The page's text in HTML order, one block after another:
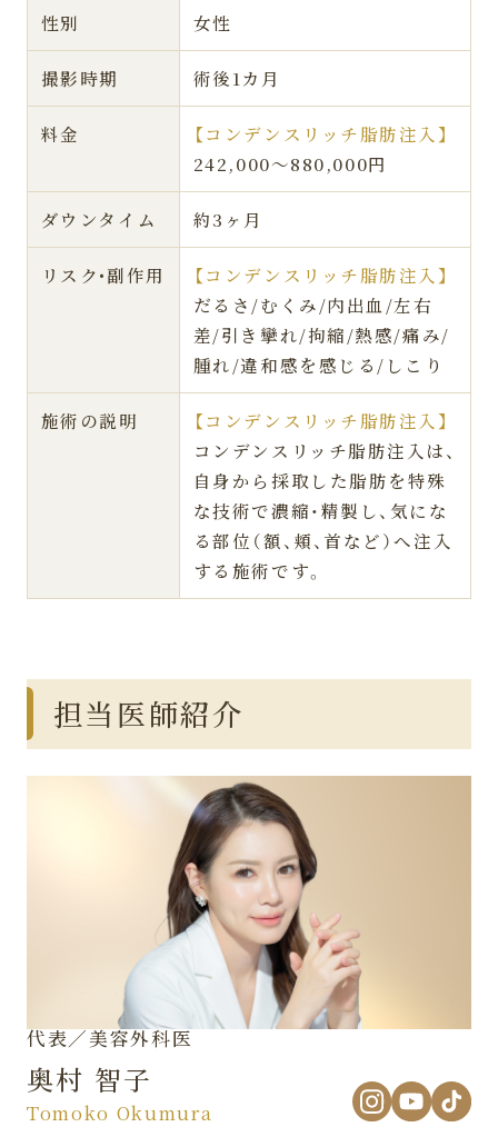
性別 女性
撮影時期 術後1カ月
料金
【コンデンスリッチ脂肪注入】
242,000〜880,000円
ダウンタイム 約3ヶ月
リスク•副作用
【コンデンスリッチ脂肪注入】
だるさ/むくみ/内出血/左右
差/引き攣れ/拘縮/熱感/痛み/
腫れ/違和感を感じる/しこり
施術の説明
【コンデンスリッチ脂肪注入】
コンデンスリッチ脂肪注入は、
自身から採取した脂肪を特殊
な技術で濃縮・精製し、気にな
る部位（額、頬、首など）へ注入
する施術です。
担当医師紹介
代表／美容外科医
奥村 智子
Tomoko Okumura